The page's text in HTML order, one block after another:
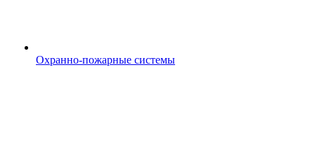
Охранно-пожарные системы